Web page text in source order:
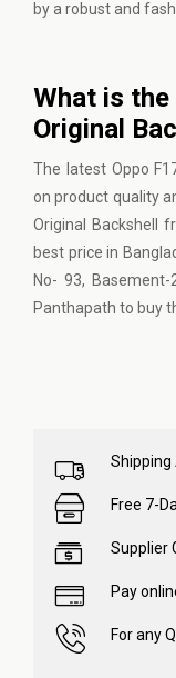
by a robust and
What is
Original
The latest Oppo
on product quality
Original Backshell
best price in
No- 93,
Panthapath to buy
Shipping
Free 7-
Supplier
Pay
For any